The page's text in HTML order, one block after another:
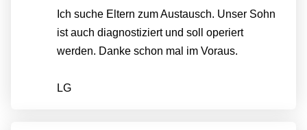
Ich suche Eltern zum Austausch. Unser Sohn
ist auch diagnostiziert und soll operiert
werden. Danke schon mal im Voraus.
LG